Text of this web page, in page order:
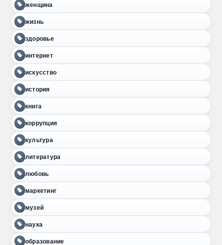
женщина
жизнь
здоровье
интернет
искусство
история
книга
коррупция
культура
литература
любовь
маркетинг
музей
наука
образование